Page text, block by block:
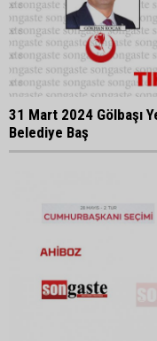
31 Mart 2024 Gölbaşı
Belediye Baş